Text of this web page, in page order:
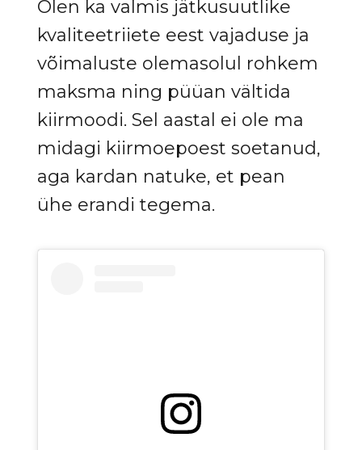
Olen ka valmis jätkusuutlike
kvaliteetriiete eest vajaduse ja
võimaluste olemasolul rohkem
maksma ning püüan vältida
kiirmoodi. Sel aastal ei ole ma
midagi kiirmoepoest soetanud,
aga kardan natuke, et pean
ühe erandi tegema.